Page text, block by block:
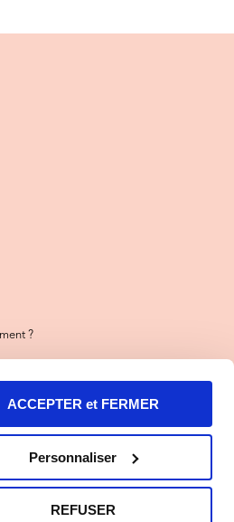
ACCEPTER et FERMER
Personnaliser
REFUSER
?